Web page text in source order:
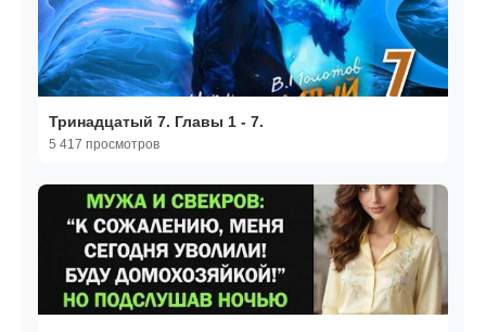
Тринадцатый 7. Главы 1 - 7.
5 417 просмотров